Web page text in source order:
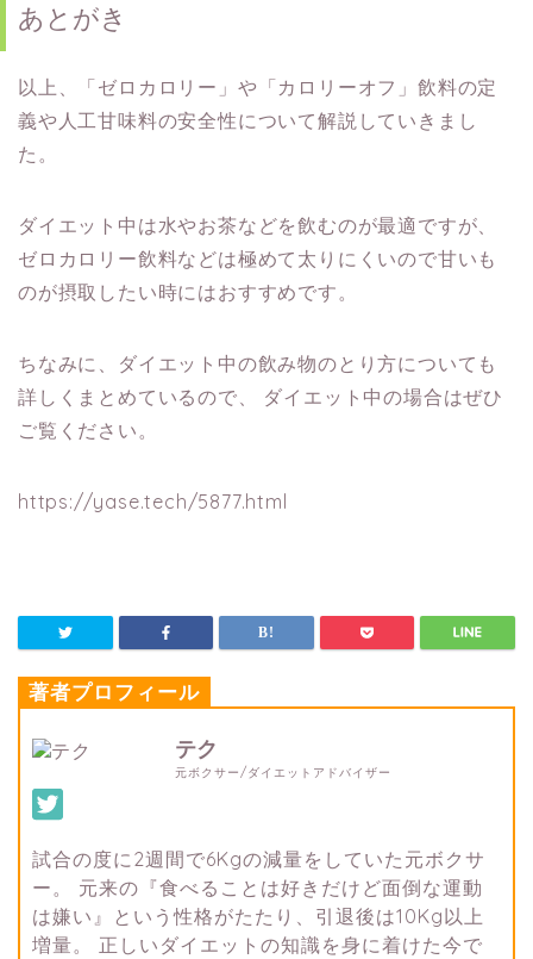
あとがき
以上、「ゼロカロリー」や「カロリーオフ」飲料の定
義や人工甘味料の安全性について解説していきまし
た。
ダイエット中は水やお茶などを飲むのが最適ですが、
ゼロカロリー飲料などは極めて太りにくいので甘いも
のが摂取したい時にはおすすめです。
ちなみに、ダイエット中の飲み物のとり方についても
詳しくまとめているので、
ダイエット中の場合はぜひ
ご覧ください。
https://yase.tech/5877.html
著者プロフィール
テク
元ボクサー/ダイエットアドバイザー
試合の度に2週間で6Kgの減量をしていた元ボクサ
ー。 元来の『食べることは好きだけど面倒な運動
は嫌い』という性格がたたり、引退後は10Kg以上
増量。 正しいダイエットの知識を身に着けた今で